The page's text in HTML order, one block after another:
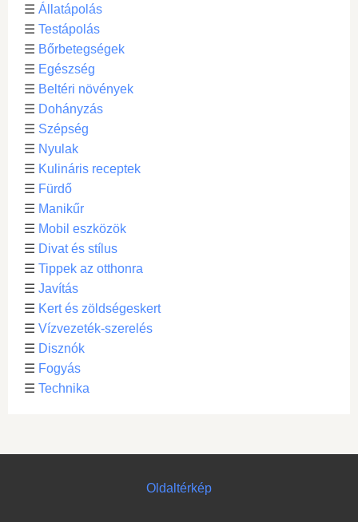
☰ Állatápolás
☰ Testápolás
☰ Bőrbetegségek
☰ Egészség
☰ Beltéri növények
☰ Dohányzás
☰ Szépség
☰ Nyulak
☰ Kulináris receptek
☰ Fürdő
☰ Manikűr
☰ Mobil eszközök
☰ Divat és stílus
☰ Tippek az otthonra
☰ Javítás
☰ Kert és zöldségeskert
☰ Vízvezeték-szerelés
☰ Disznók
☰ Fogyás
☰ Technika
Oldaltérkép